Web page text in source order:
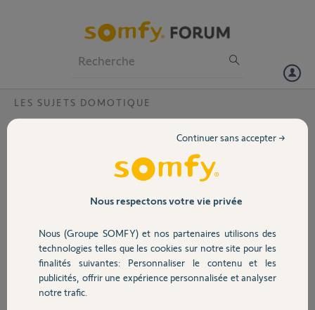
Volet
Sécurité
Domotique
LES SUJETS DOMOTIQUE
Ma box tahoma Somfy est déconnecté
avec un voyant rouge clignotant, que faire
Depuis quelques jours, j'ai
alors que depuis 2022
tout fonctionnait à
merveille. J'ai regardé la
FAQ, puis vos tuto, j'ai déconnecté électriquement la box, appuyée
avec un trombone puis rebranché électriquement la box en attendant
Nous respectons votre vie privée
Nous (Groupe SOMFY) et nos partenaires utilisons des
technologies telles que les cookies sur notre site pour les
finalités suivantes: Personnaliser le contenu et les
publicités, offrir une expérience personnalisée et analyser
notre trafic.
Continuer sans accepter →